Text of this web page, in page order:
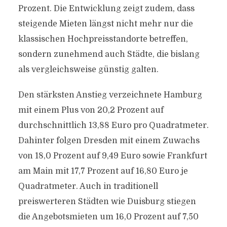
Prozent. Die Entwicklung zeigt zudem, dass
steigende Mieten längst nicht mehr nur die
klassischen Hochpreisstandorte betreffen,
sondern zunehmend auch Städte, die bislang
als vergleichsweise günstig galten.
Den stärksten Anstieg verzeichnete Hamburg
mit einem Plus von 20,2 Prozent auf
durchschnittlich 13,88 Euro pro Quadratmeter.
Dahinter folgen Dresden mit einem Zuwachs
von 18,0 Prozent auf 9,49 Euro sowie Frankfurt
am Main mit 17,7 Prozent auf 16,80 Euro je
Quadratmeter. Auch in traditionell
preiswerteren Städten wie Duisburg stiegen
die Angebotsmieten um 16,0 Prozent auf 7,50